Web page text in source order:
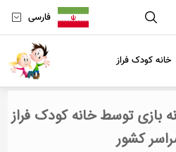
فارسی
خانه کودک فراز
بازی توسط خانه کودک فراز
کشور